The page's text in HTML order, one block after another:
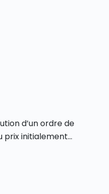
d’un ordre de
prix initialement